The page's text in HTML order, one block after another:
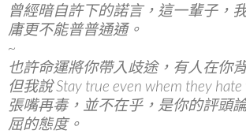
曾經暗自許下的諾言，這一輩子，
庸更不能普普通通。
~
也許命運將你帶入歧途，有人在你
但我說 Stay true even whem they
張嘴再毒，並不在乎，是你的評頭
屈的態度。